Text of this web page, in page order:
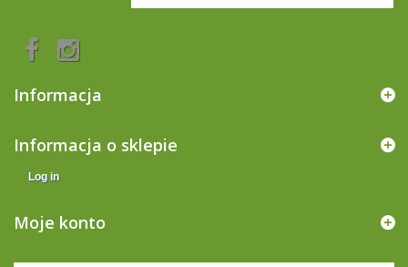
Informacja
Informacja o sklepie
Log in
Moje konto